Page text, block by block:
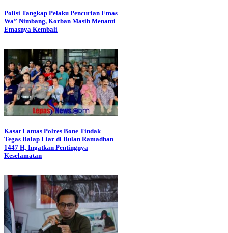
Polisi Tangkap Pelaku Pencurian Emas
Wa” Nimbang, Korban Masih Menanti
Emasnya Kembali
Kasat Lantas Polres Bone Tindak
Tegas Balap Liar di Bulan Ramadhan
1447 H, Ingatkan Pentingnya
Keselamatan